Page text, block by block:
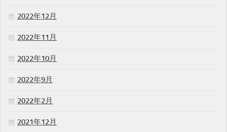
2022年12月
2022年11月
2022年10月
2022年9月
2022年2月
2021年12月